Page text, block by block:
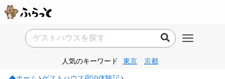
人気のキーワード 東京 京都